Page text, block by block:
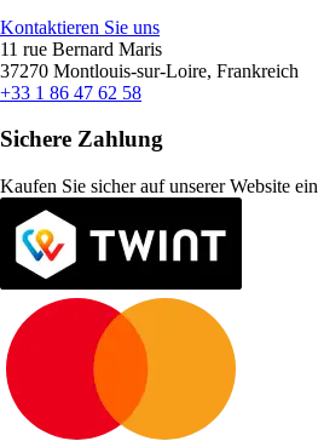
Kontaktieren Sie uns
11 rue Bernard Maris
37270 Montlouis-sur-Loire, Frankreich
+33 1 86 47 62 58
Sichere Zahlung
Kaufen Sie sicher auf unserer Website ein